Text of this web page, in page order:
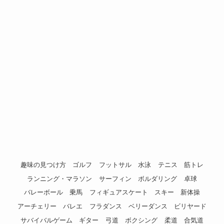
趣味の見つけ方 ゴルフ フットサル 水泳 テニス
筋トレ
ランニング・マラソン
サーフィン ボルダリング
卓球
バレーボール
乗馬 フィギュアスケート スキー
新体操
アーチェリー
バレエ フラダンス ベリーダンス
ビリヤード
サバイバルゲーム
ギター 弓道 ボクシング 柔道 合気道